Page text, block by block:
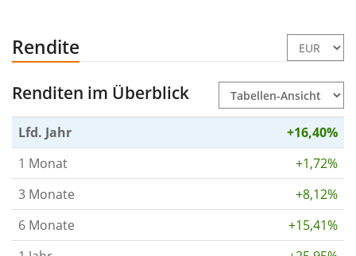
Rendite
Renditen im Überblick
Lfd. Jahr
+16,40%
1 Monat
+1,72%
3 Monate
+8,12%
6 Monate
+15,41%